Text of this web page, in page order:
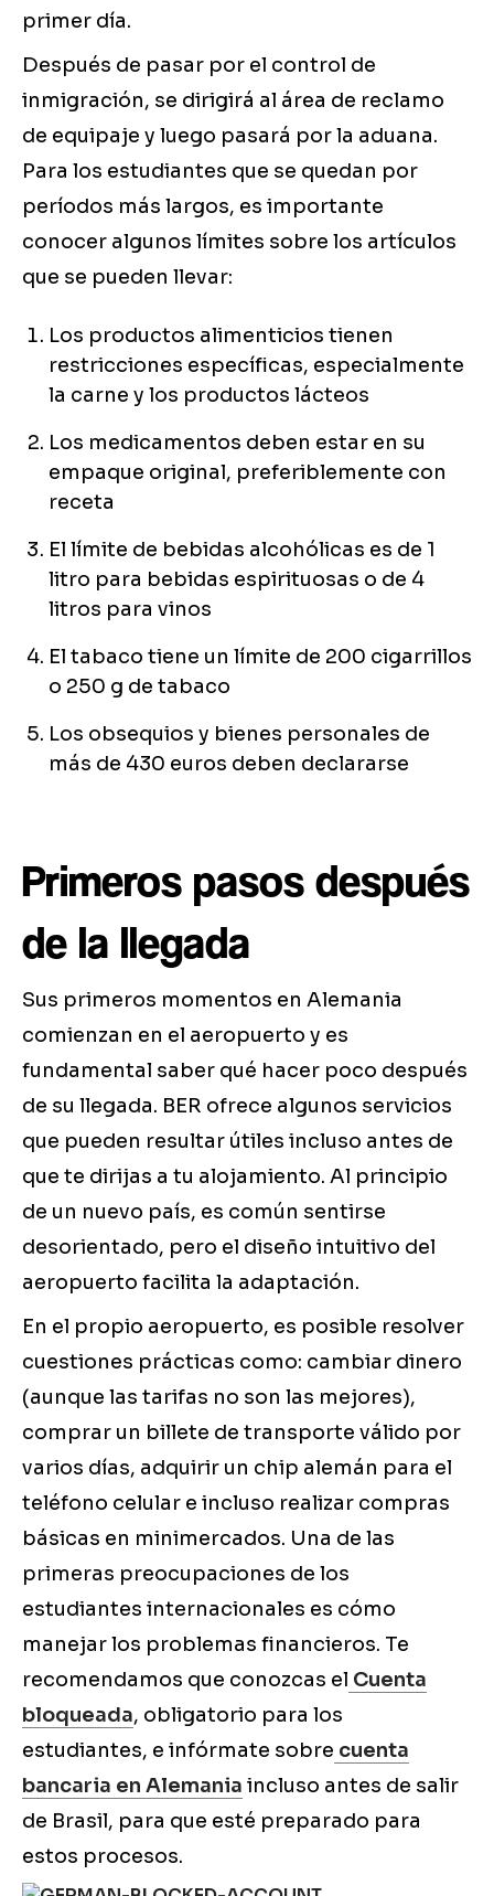
primer día.
Después de pasar por el control de
inmigración, se dirigirá al área de reclamo
de equipaje y luego pasará por la aduana.
Para los estudiantes que se quedan por
períodos más largos, es importante
conocer algunos límites sobre los artículos
que se pueden llevar:
Los productos alimenticios tienen
restricciones específicas, especialmente
la carne y los productos lácteos
Los medicamentos deben estar en su
empaque original, preferiblemente con
receta
El límite de bebidas alcohólicas es de 1
litro para bebidas espirituosas o de 4
litros para vinos
El tabaco tiene un límite de 200 cigarrillos
o 250 g de tabaco
Los obsequios y bienes personales de
más de 430 euros deben declararse
Primeros pasos después
de la llegada
Sus primeros momentos en Alemania
comienzan en el aeropuerto y es
fundamental saber qué hacer poco después
de su llegada. BER ofrece algunos servicios
que pueden resultar útiles incluso antes de
que te dirijas a tu alojamiento. Al principio
de un nuevo país, es común sentirse
desorientado, pero el diseño intuitivo del
aeropuerto facilita la adaptación.
En el propio aeropuerto, es posible resolver
cuestiones prácticas como: cambiar dinero
(aunque las tarifas no son las mejores),
comprar un billete de transporte válido por
varios días, adquirir un chip alemán para el
teléfono celular e incluso realizar compras
básicas en minimercados. Una de las
primeras preocupaciones de los
estudiantes internacionales es cómo
manejar los problemas financieros. Te
recomendamos que conozcas el Cuenta
bloqueada, obligatorio para los
estudiantes, e infórmate sobre cuenta
bancaria en Alemania incluso antes de salir
de Brasil, para que esté preparado para
estos procesos.